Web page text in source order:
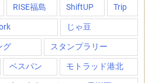
RISE福島 ShiftUP Trip
じゃ豆
グ スタンプラリー
ベスパン モトラッド港北